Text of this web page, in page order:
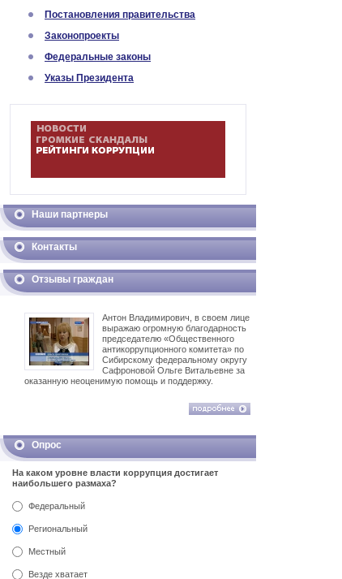
Постановления правительства
Законопроекты
Федеральные законы
Указы Президента
Наши партнеры
Контакты
Отзывы граждан
Антон Владимирович, в своем лице
выражаю огромную благодарность
председателю «Общественного
антикоррупционного комитета» по
Сибирскому федеральному округу
Сафроновой Ольге Витальевне за
оказанную неоценимую помощь и поддержку.
Опрос
На каком уровне власти коррупция достигает
наибольшего размаха?
Федеральный
Региональный
Местный
Везде хватает